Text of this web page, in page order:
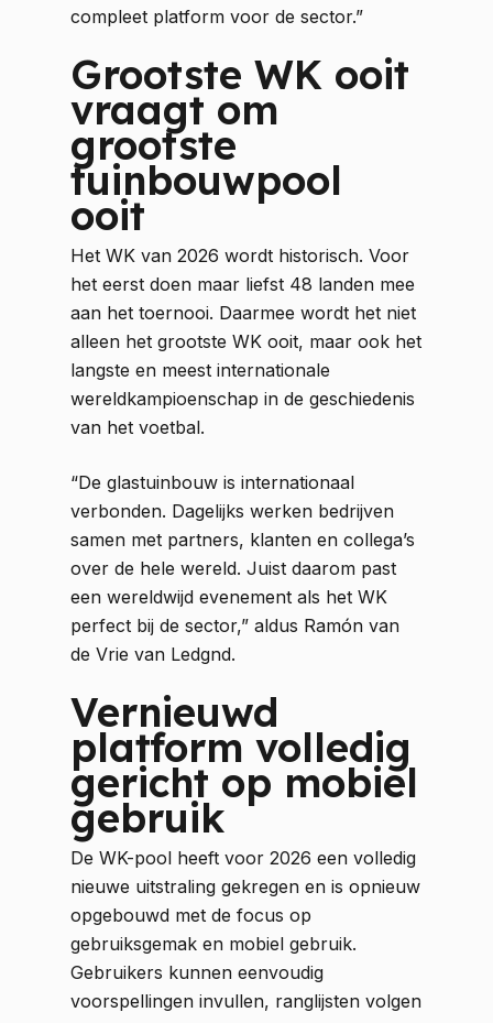
compleet platform voor de sector.”
Grootste WK ooit
vraagt om
grootste
tuinbouwpool
ooit
Het WK van 2026 wordt historisch. Voor
het eerst doen maar liefst 48 landen mee
aan het toernooi. Daarmee wordt het niet
alleen het grootste WK ooit, maar ook het
langste en meest internationale
wereldkampioenschap in de geschiedenis
van het voetbal.
“De glastuinbouw is internationaal
verbonden. Dagelijks werken bedrijven
samen met partners, klanten en collega’s
over de hele wereld. Juist daarom past
een wereldwijd evenement als het WK
perfect bij de sector,” aldus Ramón van
de Vrie van Ledgnd.
Vernieuwd
platform volledig
gericht op mobiel
gebruik
De WK-pool heeft voor 2026 een volledig
nieuwe uitstraling gekregen en is opnieuw
opgebouwd met de focus op
gebruiksgemak en mobiel gebruik.
Gebruikers kunnen eenvoudig
voorspellingen invullen, ranglijsten volgen